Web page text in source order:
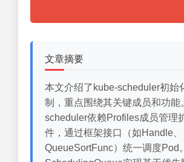
文章摘要
本文介绍了kube-scheduler初始
制，重点围绕其关键成员和功能
scheduler依赖Profiles成员管理
件，通过框架接口（如Handle、
QueueSortFunc）统一调度Pod